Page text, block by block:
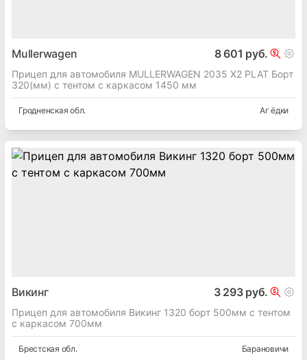
Mullerwagen 8 601 руб.
Прицеп для автомобиля MULLERWAGEN 2035 X2 PLAT Борт
320(мм) с тентом с каркасом 1450 мм
Гродненская обл. Аг ёдки
Викинг 3 293 руб.
Прицеп для автомобиля Викинг 1320 борт 500мм с тентом
с каркасом 700мм
Брестская обл. Барановичи